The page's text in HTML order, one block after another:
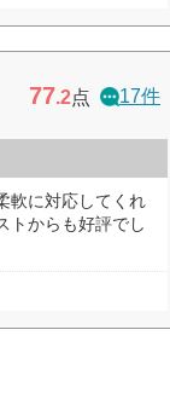
77.2点 17件
軟に対応してくれ
トからも好評でし